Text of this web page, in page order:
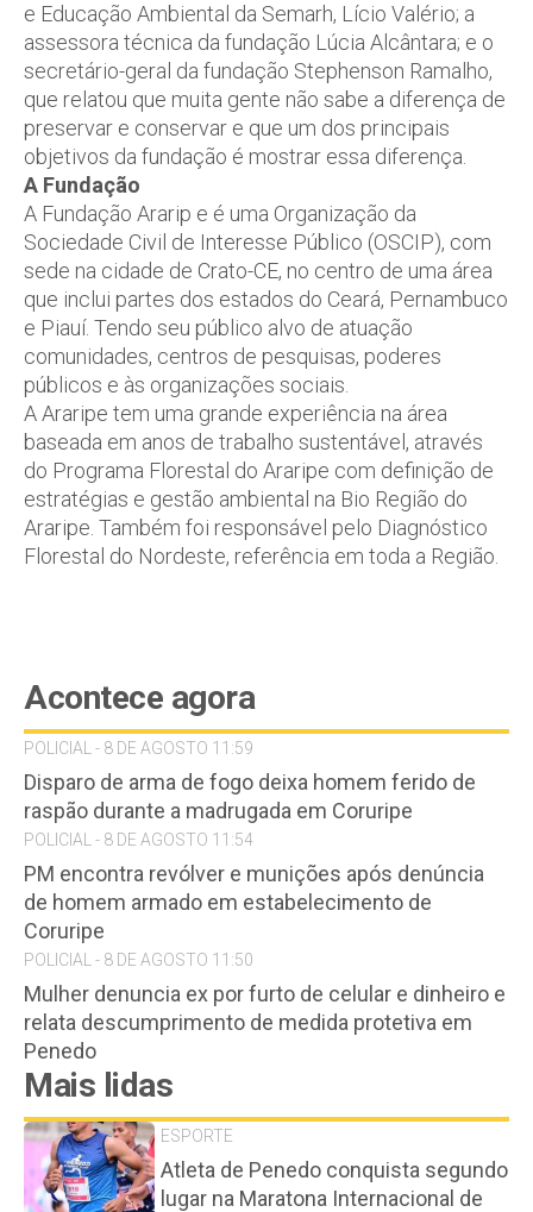
e Educação Ambiental da Semarh, Lício Valério; a
assessora técnica da fundação Lúcia Alcântara; e o
secretário-geral da fundação Stephenson Ramalho,
que relatou que muita gente não sabe a diferença de
preservar e conservar e que um dos principais
objetivos da fundação é mostrar essa diferença.
A Fundação
A Fundação Ararip e é uma Organização da
Sociedade Civil de Interesse Público (OSCIP), com
sede na cidade de Crato-CE, no centro de uma área
que inclui partes dos estados do Ceará, Pernambuco
e Piauí. Tendo seu público alvo de atuação
comunidades, centros de pesquisas, poderes
públicos e às organizações sociais.
A Araripe tem uma grande experiência na área
baseada em anos de trabalho sustentável, através
do Programa Florestal do Araripe com definição de
estratégias e gestão ambiental na Bio Região do
Araripe. Também foi responsável pelo Diagnóstico
Florestal do Nordeste, referência em toda a Região.
Acontece agora
POLICIAL - 8 DE AGOSTO 11:59
Disparo de arma de fogo deixa homem ferido de
raspão durante a madrugada em Coruripe
POLICIAL - 8 DE AGOSTO 11:54
PM encontra revólver e munições após denúncia
de homem armado em estabelecimento de
Coruripe
POLICIAL - 8 DE AGOSTO 11:50
Mulher denuncia ex por furto de celular e dinheiro e
relata descumprimento de medida protetiva em
Penedo
Mais lidas
ESPORTE
Atleta de Penedo conquista segundo
lugar na Maratona Internacional de